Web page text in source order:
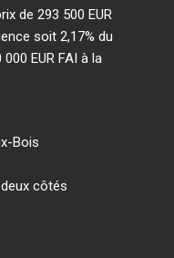
de 293 500 EUR
soit 2,17% du
EUR FAI à la
Bois
côtés